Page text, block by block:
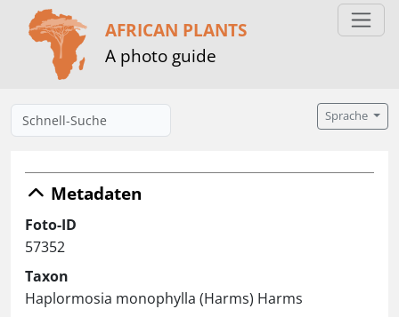
AFRICAN PLANTS
A photo guide
Sprache
Metadaten
Foto-ID
57352
Taxon
Haplormosia monophylla (Harms) Harms